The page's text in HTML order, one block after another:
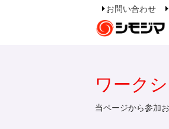
お問い合わせ
ワーク
当ページから参加